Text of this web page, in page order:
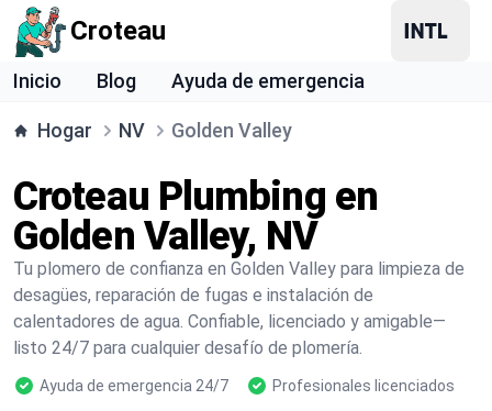
Croteau
Inicio Blog Ayuda de emergencia
Hogar NV Golden Valley
Croteau Plumbing en
Golden Valley, NV
Tu plomero de confianza en Golden Valley para limpieza de
desagües, reparación de fugas e instalación de
calentadores de agua. Confiable, licenciado y amigable—
listo 24/7 para cualquier desafío de plomería.
Ayuda de emergencia 24/7
Profesionales licenciados